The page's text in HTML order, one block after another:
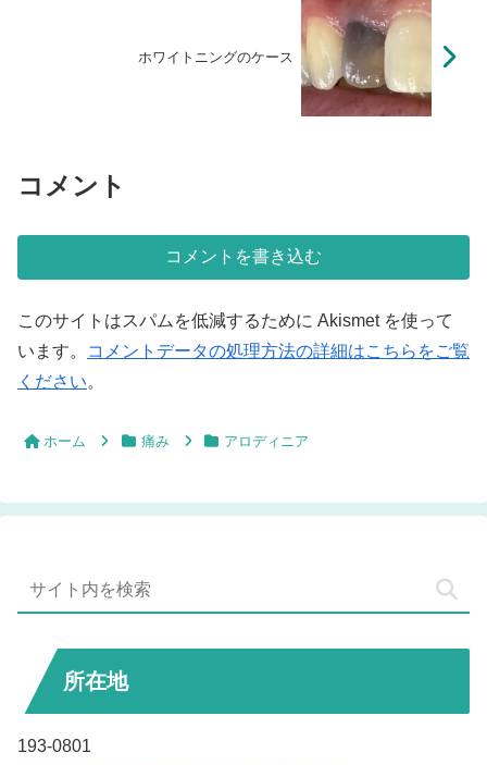
ホワイトニングのケース
コメント
コメントを書き込む
このサイトはスパムを低減するために Akismet を使って
います。
コメントデータの処理方法の詳細はこちらをご覧
ください。
ホーム 痛み アロディニア
所在地
193-0801